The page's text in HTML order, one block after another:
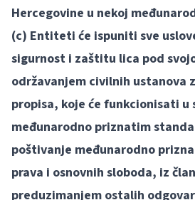
Hercegovine u nekoj
(c) Entiteti će ispuniti sve
sigurnost i zaštitu lica pod
održavanjem civilnih ustanova
propisa, koje će funkcionisati u
međunarodno priznatim
poštivanje međunarodno
prava i osnovnih sloboda, iz
preduzimanjem ostalih